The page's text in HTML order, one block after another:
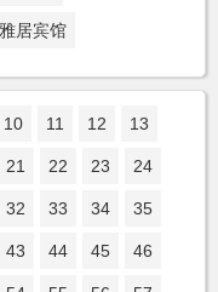
居宾馆
10 11 12 13
21 22 23 24
32 33 34 35
43 44 45 46